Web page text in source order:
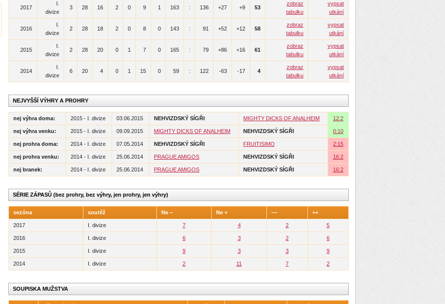
2017
I.
divize
3 28 16 2 0 9 1 163 : 136 +27 +9 53
zobraz
tabulku
vypsat
utkání
2016
I.
divize
2 28 18 2 0 8 0 143 : 91 +52 +12 58
zobraz
tabulku
vypsat
utkání
2015
I.
divize
2 28 20 0 1 7 0 165 : 79 +86 +16 61
zobraz
tabulku
vypsat
utkání
2014
I.
divize
6 20 4 0 1 15 0 59 : 122 -63 -17 4
zobraz
tabulku
vypsat
utkání
NEJVYŠŠÍ VÝHRY A PROHRY
nej výhra doma: 2015 - I. divize 03.06.2015 NEHVIZDSKÝ SÍGŘI MIGHTY DICKS OF ANALHEIM 12:2
nej výhra venku: 2015 - I. divize 09.09.2015 MIGHTY DICKS OF ANALHEIM NEHVIZDSKÝ SÍGŘI 0:10
nej prohra doma: 2014 - I. divize 07.05.2014 NEHVIZDSKÝ SÍGŘI FRUITISIMO 2:15
nej prohra venku: 2014 - I. divize 25.06.2014 PRAGUE AMIGOS NEHVIZDSKÝ SÍGŘI 16:2
nej branek: 2014 - I. divize 25.06.2014 PRAGUE AMIGOS NEHVIZDSKÝ SÍGŘI 16:2
SÉRIE ZÁPASŮ (bez prohry, bez výhry, jen prohry, jen výhry)
sezóna soutěž Ne − Ne + −− ++
2017 I. divize 7 4 2 5
2016 I. divize 6 3 2 6
2015 I. divize 9 3 3 9
2014 I. divize 2 11 7 2
SOUPISKA MUŽSTVA